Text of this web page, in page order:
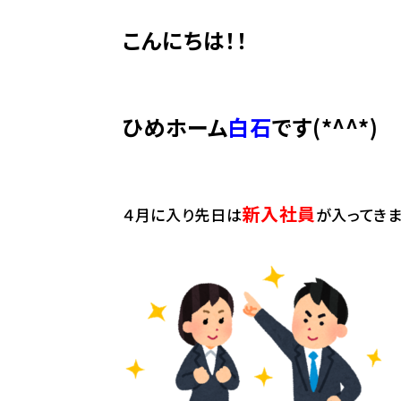
こんにちは！！
ひめホーム白石です(*^^*)
４月に入り先日は新入社員が入ってきま